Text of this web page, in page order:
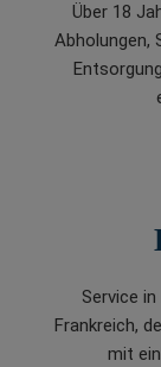
Über 18
Abholungen,
Service
Frankreich,
mit